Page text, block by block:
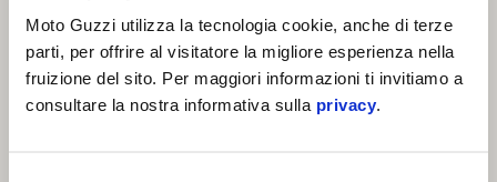
Moto Guzzi utilizza la tecnologia cookie, anche di terze
parti, per offrire al visitatore la migliore esperienza nella
fruizione del sito. Per maggiori informazioni ti invitiamo a
consultare la nostra informativa sulla privacy.